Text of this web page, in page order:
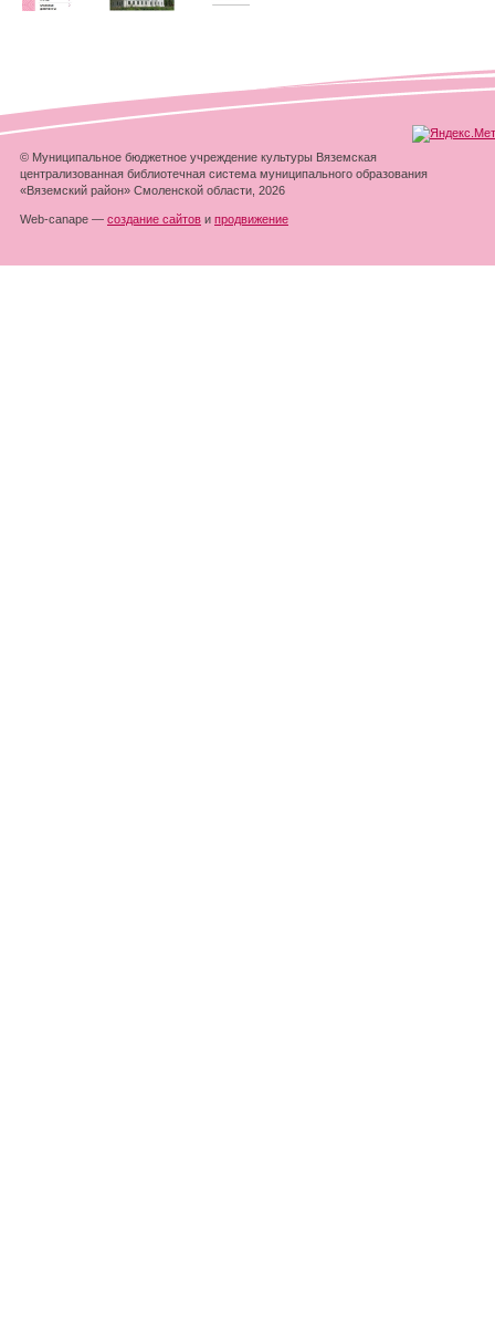
© Муниципальное бюджетное учреждение культуры Вяземская
централизованная библиотечная система муниципального образования
«Вяземский район» Смоленской области, 2026
Web-canape — создание сайтов и продвижение